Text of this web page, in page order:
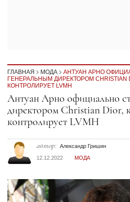
ГЛАВНАЯ МОДА
АНТУАН АРНО
ГЕНЕРАЛЬНЫМ ДИРЕКТОРОМ CHRISTIAN
КОНТРОЛИРУЕТ LVMH
Секция статей
Антуан Арно официально
директором Christian Dior,
контролирует LVMH
автор: Александр Гришин
12.12.2022
МОДА